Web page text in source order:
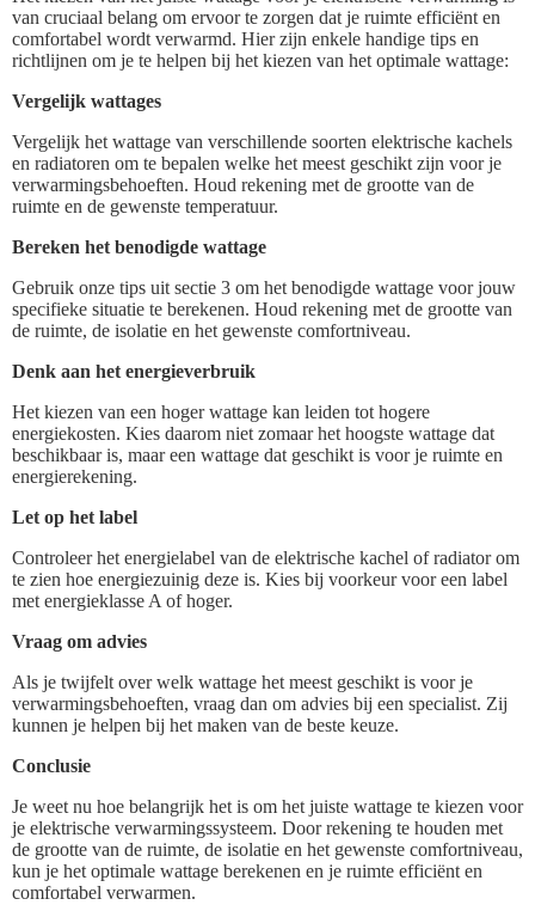
van cruciaal belang om ervoor te zorgen dat je ruimte efficiënt en
comfortabel wordt verwarmd. Hier zijn enkele handige tips en
richtlijnen om je te helpen bij het kiezen van het optimale wattage:
Vergelijk wattages
Vergelijk het wattage van verschillende soorten elektrische kachels
en radiatoren om te bepalen welke het meest geschikt zijn voor je
verwarmingsbehoeften. Houd rekening met de grootte van de
ruimte en de gewenste temperatuur.
Bereken het benodigde wattage
Gebruik onze tips uit sectie 3 om het benodigde wattage voor jouw
specifieke situatie te berekenen. Houd rekening met de grootte van
de ruimte, de isolatie en het gewenste comfortniveau.
Denk aan het energieverbruik
Het kiezen van een hoger wattage kan leiden tot hogere
energiekosten. Kies daarom niet zomaar het hoogste wattage dat
beschikbaar is, maar een wattage dat geschikt is voor je ruimte en
energierekening.
Let op het label
Controleer het energielabel van de elektrische kachel of radiator om
te zien hoe energiezuinig deze is. Kies bij voorkeur voor een label
met energieklasse A of hoger.
Vraag om advies
Als je twijfelt over welk wattage het meest geschikt is voor je
verwarmingsbehoeften, vraag dan om advies bij een specialist. Zij
kunnen je helpen bij het maken van de beste keuze.
Conclusie
Je weet nu hoe belangrijk het is om het juiste wattage te kiezen voor
je elektrische verwarmingssysteem. Door rekening te houden met
de grootte van de ruimte, de isolatie en het gewenste comfortniveau,
kun je het optimale wattage berekenen en je ruimte efficiënt en
comfortabel verwarmen.